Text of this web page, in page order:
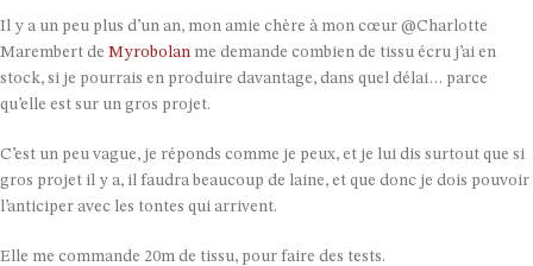
Il y a un peu plus d’un an, mon amie chère à mon cœur @Charlotte
Marembert de Myrobolan me demande combien de tissu écru j’ai en
stock, si je pourrais en produire davantage, dans quel délai… parce
qu’elle est sur un gros projet.
C’est un peu vague, je réponds comme je peux, et je lui dis surtout que si
gros projet il y a, il faudra beaucoup de laine, et que donc je dois pouvoir
l’anticiper avec les tontes qui arrivent.
Elle me commande 20m de tissu, pour faire des tests.